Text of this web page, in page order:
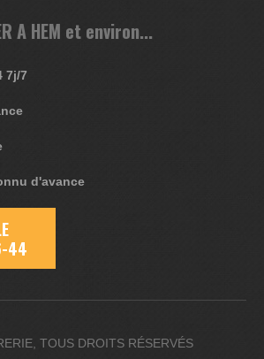
A HEM et environ...
7j/7
d'avance
44
TOUS DROITS RÉSERVÉS